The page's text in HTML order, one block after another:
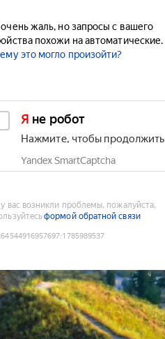
жаль, но запросы с вашего
похожи на автоматические.
это могло произойти?
Я не робот
Нажмите, чтобы продолжить
Yandex SmartCaptcha
у вас возникли проблемы, пожалуйста,
формой обратной связи
:1785989537